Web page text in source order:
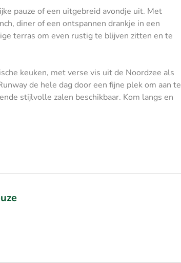
pauze of een uitgebreid avondje uit. Met
diner of een ontspannen drankje in een
terras om even rustig te blijven zitten en te
keuken, met verse vis uit de Noordzee als
de hele dag door een fijne plek om aan te
stijlvolle zalen beschikbaar. Kom langs en